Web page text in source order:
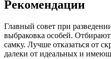
Рекомендации
Главный совет при
выбраковка особей.
самку. Лучше отказаться от
далеки от идеальных и